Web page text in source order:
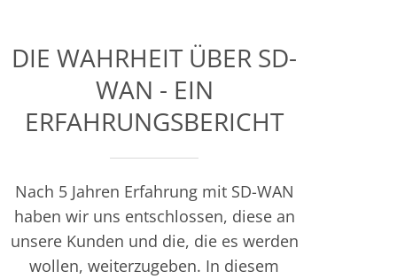
DIE WAHRHEIT ÜBER SD-
WAN - EIN
ERFAHRUNGSBERICHT
Nach 5 Jahren Erfahrung mit SD-WAN
haben wir uns entschlossen, diese an
unsere Kunden und die, die es werden
wollen, weiterzugeben. In diesem